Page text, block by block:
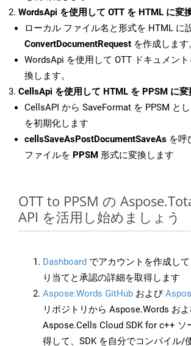
WordsApi を使用して OTT を HTML に変
ローカル ファイル名と形式を HTML に
ConvertDocumentRequest を作成します
WordsApi を使用して OTT ドキュメン
換します。
CellsApi を使用して HTML を PPSM に
CellsAPI から SaveFormat を PPSM と
を初期化します
cellsSaveAsPostDocumentSaveAs を呼
ファイルを PPSM 形式に変換します
OTT to PPSM の
API を活用し始めましょう
Dashboard でアカウントを作成し
り当てと承認の詳細を取得します
Aspose.Words GitHub および
リポジトリから Aspose.Words お
Aspose.Cells Cloud SDK for c++ ソ
得して、SDK を自分でコンパイル/